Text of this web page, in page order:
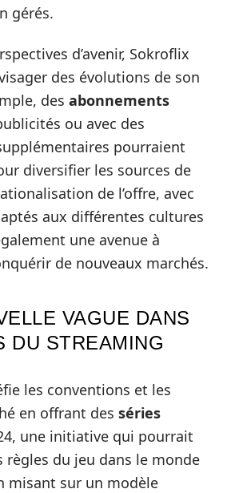
gérés.
d’avenir, Sokroflix
des évolutions de son
des abonnements
ou avec des
pourraient
diversifier les sources de
de l’offre, avec
aux différentes cultures
une avenue à
de nouveaux marchés.
VAGUE DANS
DU STREAMING
les conventions et les
en offrant des séries
une initiative qui pourrait
règles du jeu dans le monde
misant sur un modèle